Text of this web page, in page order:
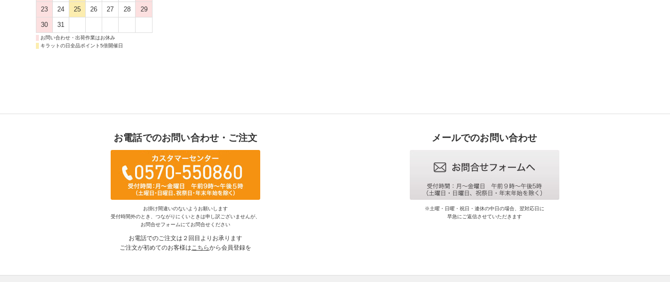
23 24 25 26 27 28 29
30 31
お問い合わせ・出荷作業はお休み
キラットの日全品ポイント5倍開催日
お電話でのお問い合わせ・ご注文
お掛け間違いのないようお願いします
受付時間外のとき、つながりにくいときは申し訳ございませんが、
お問合せフォームにてお問合せください
お電話でのご注文は２回目よりお承ります
ご注文が初めてのお客様はこちらから会員登録を
メールでのお問い合わせ
※土曜・日曜・祝日・連休の中日の場合、翌対応日に
早急にご返信させていただきます